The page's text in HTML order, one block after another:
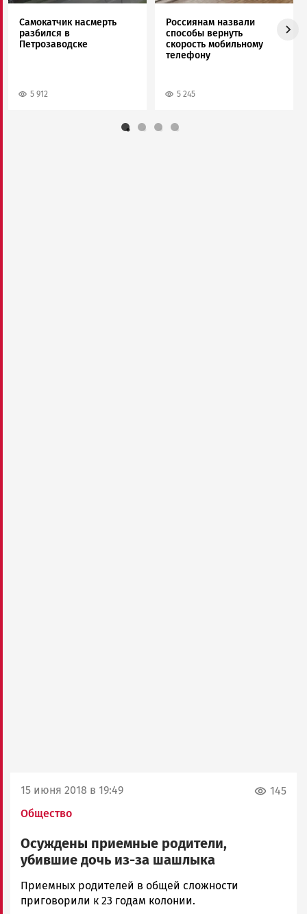
Самокатчик насмерть
разбился в
Петрозаводске
5 912
Россиянам назвали
способы вернуть
скорость мобильному
телефону
5 245
15 июня 2018 в 19:49
Общество
145
Осуждены приемные родители,
убившие дочь из-за шашлыка
Ольга
Гаврилова
Приемных родителей в общей сложности
приговорили к 23 годам колонии.